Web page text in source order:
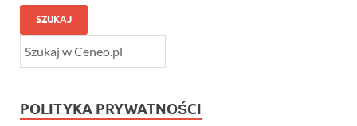
SZUKAJ
POLITYKA PRYWATNOŚCI